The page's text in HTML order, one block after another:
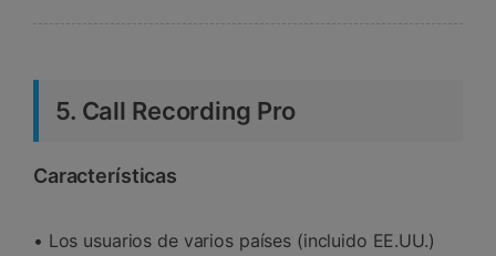
5. Call Recording Pro
Características
• Los usuarios de varios países (incluido EE.UU.)